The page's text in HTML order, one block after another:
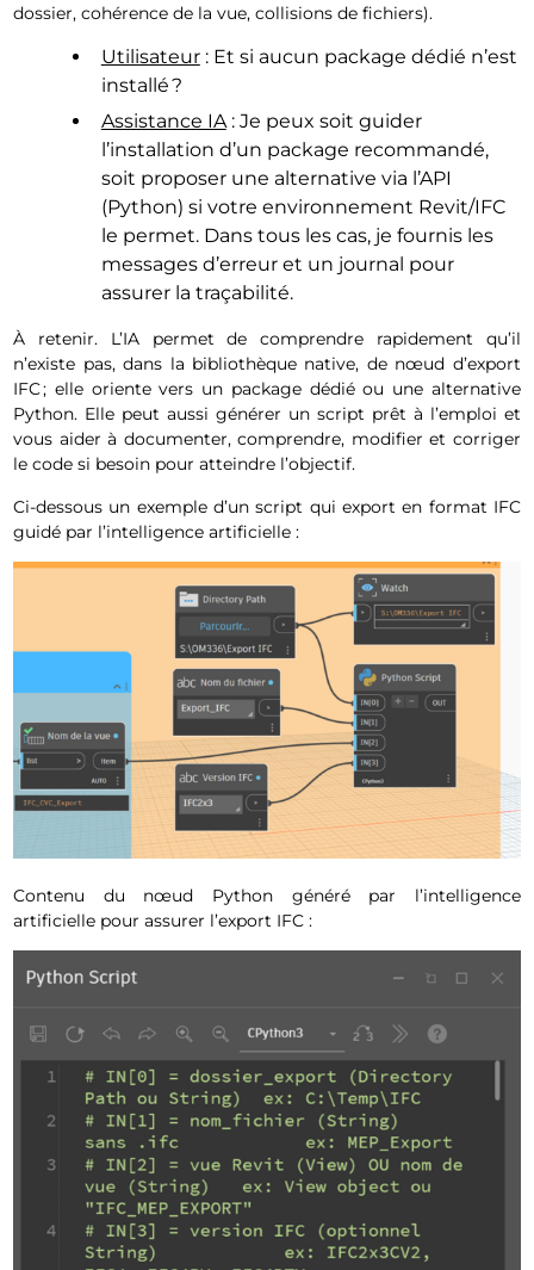
dossier, cohérence de la vue, collisions de fichiers).
Utilisateur: Et si aucun package dédié n’est
installé ?
Assistance IA: Je peux soit guider
l’installation d’un package recommandé,
soit proposer une alternative via l’API
(Python) si votre environnement Revit/IFC
le permet. Dans tous les cas, je fournis les
messages d’erreur et un journal pour
assurer la traçabilité.
À retenir. L’IA permet de comprendre rapidement qu’il
n’existe pas, dans la bibliothèque native, de nœud d’export
IFC ; elle oriente vers un package dédié ou une alternative
Python. Elle peut aussi générer un script prêt à l’emploi et
vous aider à documenter, comprendre, modifier et corriger
le code si besoin pour atteindre l’objectif.
Ci-dessous un exemple d’un script qui export en format IFC
guidé par l’intelligence artificielle :
Contenu du nœud Python généré par l’intelligence
artificielle pour assurer l’export IFC :